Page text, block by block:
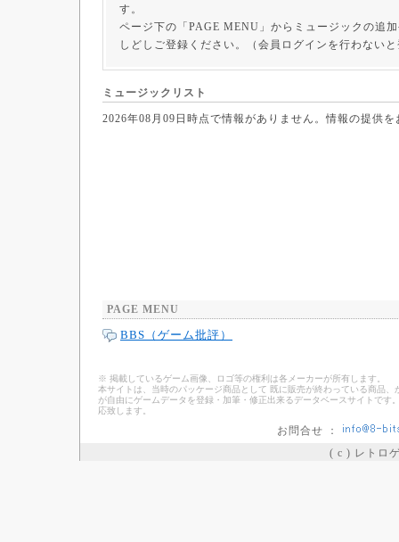
す。
ページ下の「PAGE MENU」からミュージックの追
しどしご登録ください。（会員ログインを行わない
ミュージックリスト
2026年08月09日時点で情報がありません。情報の提供
PAGE MENU
BBS（ゲーム批評）
※ 掲載しているゲーム画像、ロゴ等の権利は各メーカーが所有します。
本サイトは、当時のパッケージ商品として 既に販売が終わっている商品
が自由にゲームデータを登録・加筆・修正出来るデータベースサイトで
応致します。
お問合せ ：
( c ) レトロ